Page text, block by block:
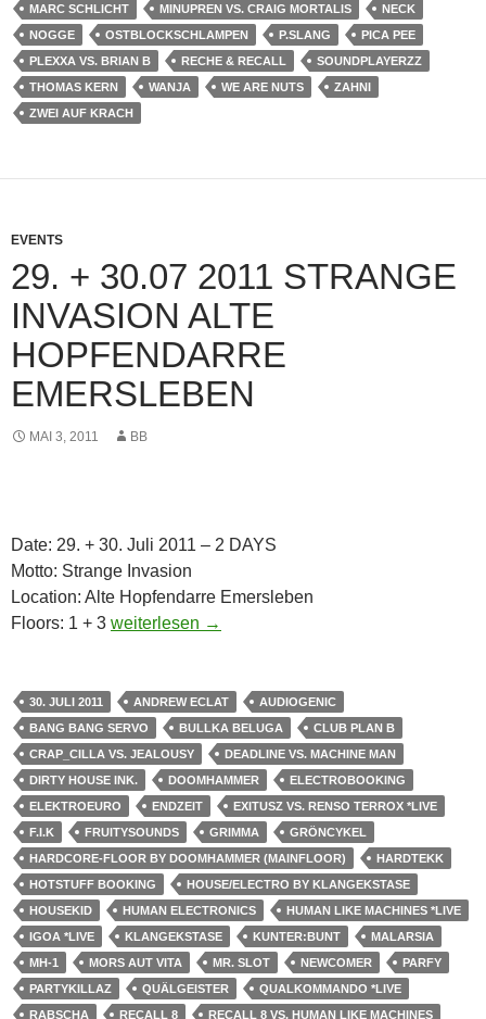
MARC SCHLICHT
MINUPREN VS. CRAIG MORTALIS
NECK
NOGGE
OSTBLOCKSCHLAMPEN P.SLANG
PICA PEE
PLEXXA VS. BRIAN B
RECHE & RECALL
SOUNDPLAYERZZ
THOMAS KERN
WANJA WE ARE NUTS
ZAHNI
ZWEI AUF KRACH
EVENTS
29. + 30.07 2011 STRANGE
INVASION ALTE
HOPFENDARRE
EMERSLEBEN
MAI 3, 2011 BB
Date: 29. + 30. Juli 2011 – 2 DAYS
Motto: Strange Invasion
Location: Alte Hopfendarre Emersleben
Floors: 1 + 3 29. + 30.07 2011 Strange Invasion Alte
weiterlesen →
30. JULI 2011 ANDREW ECLAT
AUDIOGENIC
BANG BANG SERVO
BULLKA BELUGA
CLUB PLAN B
CRAP_CILLA VS. JEALOUSY
DEADLINE VS. MACHINE MAN
DIRTY HOUSE INK.
DOOMHAMMER
ELECTROBOOKING
ELEKTROEURO
ENDZEIT
EXITUSZ VS. RENSO TERROX *LIVE
F.I.K
FRUITYSOUNDS GRIMMA
GRÖNCYKEL
HARDCORE-FLOOR BY DOOMHAMMER (MAINFLOOR)
HARDTEKK
HOTSTUFF BOOKING
HOUSE/ELECTRO BY KLANGEKSTASE
HOUSEKID
HUMAN ELECTRONICS
HUMAN LIKE MACHINES *LIVE
IGOA *LIVE
KLANGEKSTASE KUNTER:BUNT
MALARSIA
MH-1
MORS AUT VITA MR. SLOT NEWCOMER
PARFY
PARTYKILLAZ
QUÄLGEISTER
QUALKOMMANDO *LIVE
RABSCHA
RECALL 8
RECALL 8 VS. HUMAN LIKE MACHINES